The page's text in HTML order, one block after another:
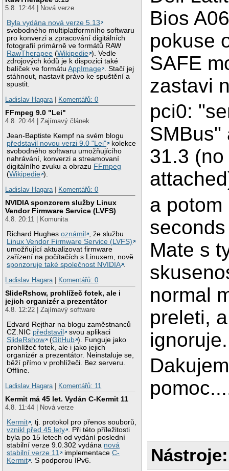
5.8. 12:44 | Nová verze
Byla vydána nová verze 5.13
svobodného multiplatformního softwaru
pro konverzi a zpracování digitálních
fotografií primárně ve formátů RAW
RawTherapee (Wikipedie ). Vedle
zdrojových kódů je k dispozici také
balíček ve formátuAppImage . Stačí jej
stáhnout, nastavit právo ke spuštění a
spustit.
Ladislav Hagara
Komentářů: 0
FFmpeg 9.0 "Lei"
4.8. 20:44 | Zajímavý článek
Jean-Baptiste Kempf na svém blogu
představil novou verzi 9.0 "Lei"
kolekce
svobodného softwaru umožňujícího
nahrávání, konverzi a streamovaní
digitálního zvuku a obrazu FFmpeg
(Wikipedie ).
Ladislav Hagara
Komentářů: 0
NVIDIA sponzorem služby Linux
Vendor Firmware Service (LVFS)
4.8. 20:11 | Komunita
Richard Hughesoznámil
, že službu
Linux Vendor Firmware Service (LVFS)
umožňující aktualizovat firmware
zařízení na počítačích s Linuxem, nově
sponzoruje také společnost NVIDIA .
Ladislav Hagara | Komentářů: 0
SlideRshow, prohlížeč fotek, ale i
jejich organizér a prezentátor
4.8. 12:22 | Zajímavý software
Edvard Rejthar na blogu zaměstnanců
CZ.NIC představil
svou aplikaci
SlideRshow
(GitHub ). Funguje jako
prohlížeč fotek, ale i jako jejich
organizér a prezentátor. Neinstaluje se,
běží přímo v prohlížeči. Bez serveru.
Offline.
Ladislav Hagara | Komentářů: 11
Kermit má 45 let. Vydán C-Kermit 11
4.8. 11:44 | Nová verze
Kermit , tj. protokol pro přenos souborů,
vznikl před 45 lety . Při této příležitosti
byla po 15 letech od vydání poslední
stabilní verze 9.0.302 vydána nová
stabilní verze 11
implementaceC-
Kermit . S podporou IPv6.
Bios
pokuse
SAFE
zastavi
pci0:
SMBus"
31.3
a potom
Mate s
normal
preleti,
Nástroje: